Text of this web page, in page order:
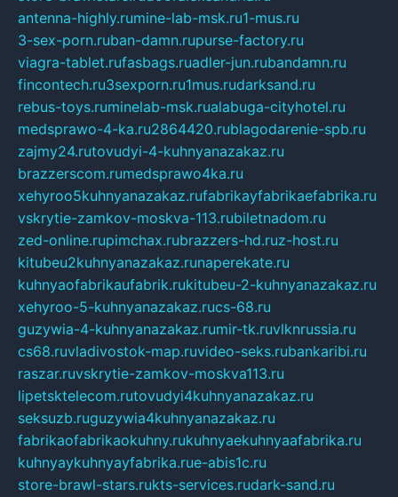
antenna-highly.rumine-lab-msk.ru1-mus.ru
3-sex-porn.ruban-damn.rupurse-factory.ru
viagra-tablet.rufasbags.ruadler-jun.rubandamn.ru
fincontech.ru3sexporn.ru1mus.rudarksand.ru
rebus-toys.ruminelab-msk.rualabuga-cityhotel.ru
medsprawo-4-ka.ru2864420.rublagodarenie-spb.ru
zajmy24.rutovudyi-4-kuhnyanazakaz.ru
brazzerscom.rumedsprawo4ka.ru
xehyroo5kuhnyanazakaz.rufabrikayfabrikaefabrika.ru
vskrytie-zamkov-moskva-113.rubiletnadom.ru
zed-online.rupimchax.rubrazzers-hd.ruz-host.ru
kitubeu2kuhnyanazakaz.runaperekate.ru
kuhnyaofabrikaufabrik.rukitubeu-2-kuhnyanazakaz.ru
xehyroo-5-kuhnyanazakaz.rucs-68.ru
guzywia-4-kuhnyanazakaz.rumir-tk.ruvlknrussia.ru
cs68.ruvladivostok-map.ruvideo-seks.rubankaribi.ru
raszar.ruvskrytie-zamkov-moskva113.ru
lipetsktelecom.rutovudyi4kuhnyanazakaz.ru
seksuzb.ruguzywia4kuhnyanazakaz.ru
fabrikaofabrikaokuhny.rukuhnyaekuhnyaafabrika.ru
kuhnyaykuhnyayfabrika.rue-abis1c.ru
store-brawl-stars.rukts-services.rudark-sand.ru